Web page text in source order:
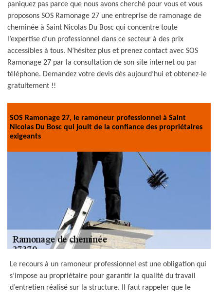
paniquez pas parce que nous avons cherché pour vous et vous
proposons SOS Ramonage 27 une entreprise de ramonage de
cheminée à Saint Nicolas Du Bosc qui concentre toute
l’expertise d’un professionnel dans ce secteur à des prix
accessibles à tous. N’hésitez plus et prenez contact avec SOS
Ramonage 27 par la consultation de son site internet ou par
téléphone. Demandez votre devis dès aujourd’hui et obtenez-le
gratuitement !!
SOS Ramonage 27, le ramoneur professionnel à Saint
Nicolas Du Bosc qui jouit de la confiance des propriétaires
exigeants
Le recours à un ramoneur professionnel est une obligation qui
s’impose au propriétaire pour garantir la qualité du travail
d’entretien réalisé sur la structure. Il faut rappeler que le